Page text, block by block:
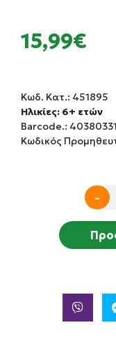
15,99€
Κωδ. Κατ.: 451895
Ηλικίες: 6+ ετών
Barcode.:
Κωδικός
-